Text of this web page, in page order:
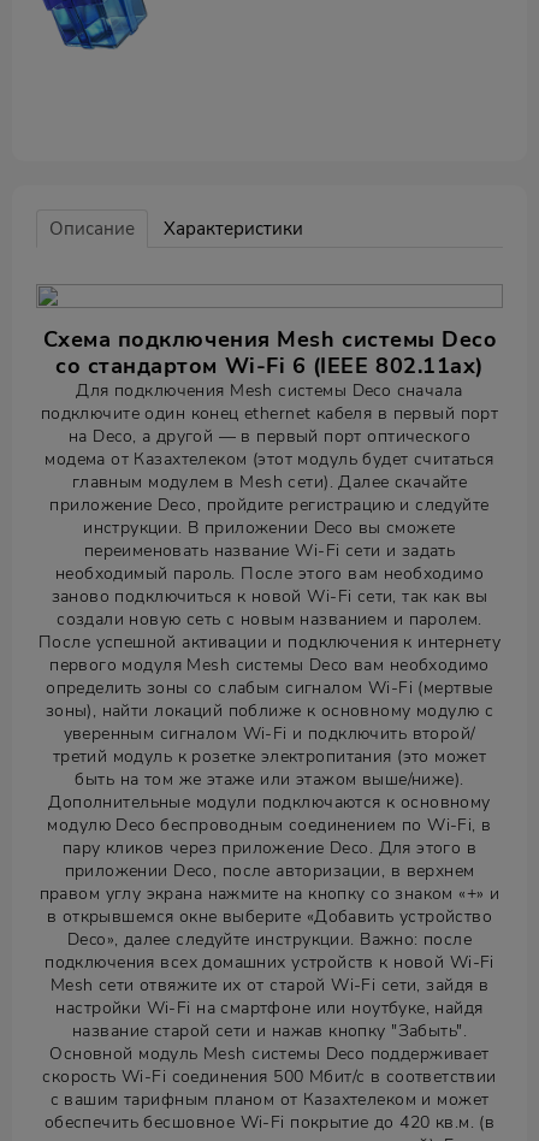
Описание Характеристики
Схема подключения Mesh системы Deco
со стандартом Wi-Fi 6 (IEEE 802.11ax)
Для подключения Mesh системы Deco сначала
подключите один конец ethernet кабеля в первый порт
на Deco, а другой — в первый порт оптического
модема от Казахтелеком (этот модуль будет считаться
главным модулем в Mesh сети). Далее скачайте
приложение Deco, пройдите регистрацию и следуйте
инструкции. В приложении Deco вы сможете
переименовать название Wi-Fi сети и задать
необходимый пароль. После этого вам необходимо
заново подключиться к новой Wi-Fi сети, так как вы
создали новую сеть с новым названием и паролем.
После успешной активации и подключения к интернету
первого модуля Mesh системы Deco вам необходимо
определить зоны со слабым сигналом Wi-Fi (мертвые
зоны), найти локаций поближе к основному модулю с
уверенным сигналом Wi-Fi и подключить второй/
третий модуль к розетке электропитания (это может
быть на том же этаже или этажом выше/ниже).
Дополнительные модули подключаются к основному
модулю Deco беспроводным соединением по Wi-Fi, в
пару кликов через приложение Deco. Для этого в
приложении Deco, после авторизации, в верхнем
правом углу экрана нажмите на кнопку со знаком «+» и
в открывшемся окне выберите «Добавить устройство
Deco», далее следуйте инструкции. Важно: после
подключения всех домашних устройств к новой Wi-Fi
Mesh сети отвяжите их от старой Wi-Fi сети, зайдя в
настройки Wi-Fi на смартфоне или ноутбуке, найдя
название старой сети и нажав кнопку "Забыть".
Основной модуль Mesh системы Deco поддерживает
скорость Wi-Fi соединения 500 Мбит/с в соответствии
с вашим тарифным планом от Казахтелеком и может
обеспечить бесшовное Wi-Fi покрытие до 420 кв.м. (в